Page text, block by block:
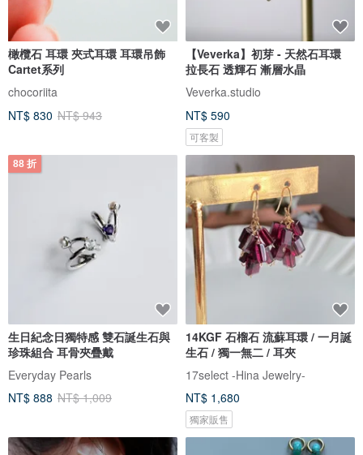
橄欖石 耳環 夾式耳環 耳環吊飾
Cartet系列
chocoriita
NT$ 830 NT$ 943
【Veverka】初芽 - 天然石耳環
拉長石 透輝石 漸層水晶
Veverka.studio
NT$ 590
可客製
88 折
生日紀念日獨特感 雙石誕生石與
珍珠組合 耳骨夾疊戴
Everyday Pearls
NT$ 888 NT$ 1,009
14KGF 石榴石 流蘇耳環 / 一月誕
生石 / 獨一無二 / 耳夾
17select -Hina Jewelry-
NT$ 1,680
獨家販售